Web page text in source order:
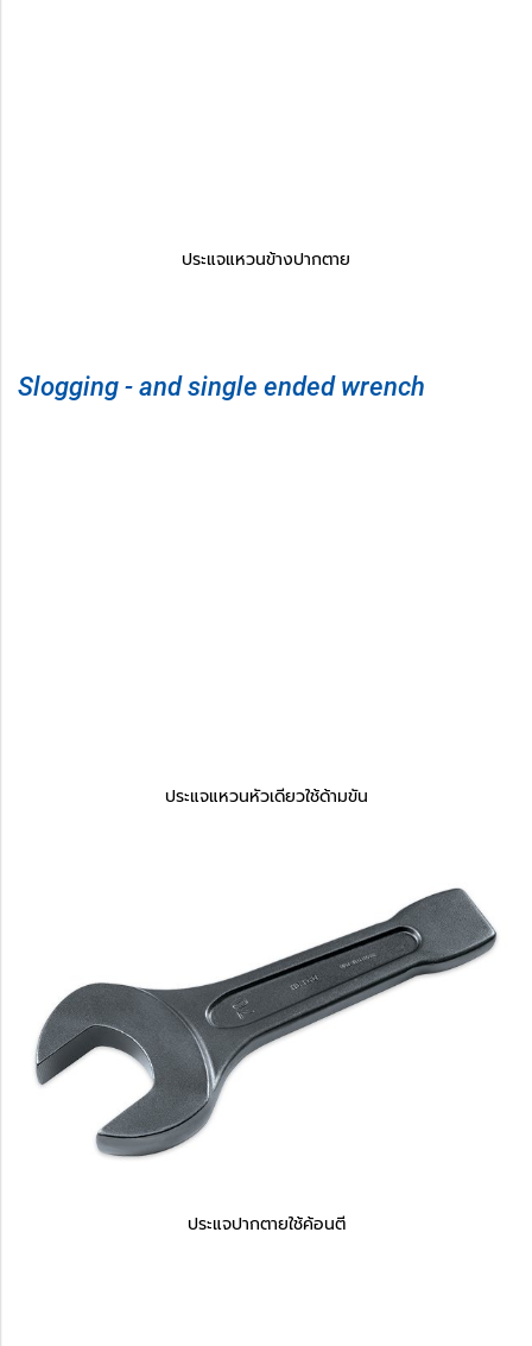
ประแจแหวนข้างปากตาย
Slogging - and single ended wrench
ประแจแหวนหัวเดียวใช้ด้ามขัน
ประแจปากตายใช้ค้อนตี